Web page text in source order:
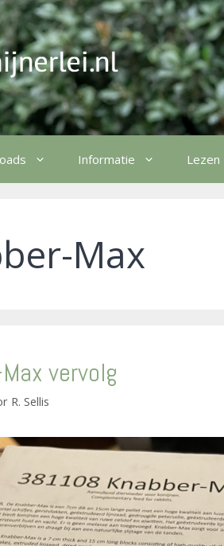
Informatie Lezen
Max
vervolg
R. Sellis